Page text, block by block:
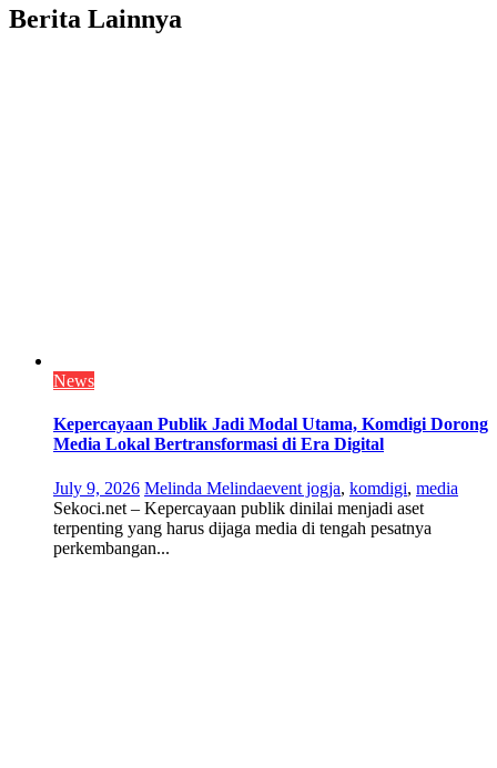
Berita Lainnya
News
Kepercayaan Publik Jadi Modal Utama, Komdigi Dorong
Media Lokal Bertransformasi di Era Digital
July 9, 2026 Melinda Melindaevent jogja, komdigi, media
Sekoci.net – Kepercayaan publik dinilai menjadi aset
terpenting yang harus dijaga media di tengah pesatnya
perkembangan...